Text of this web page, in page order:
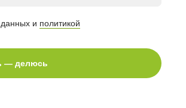
и политикой
— делюсь